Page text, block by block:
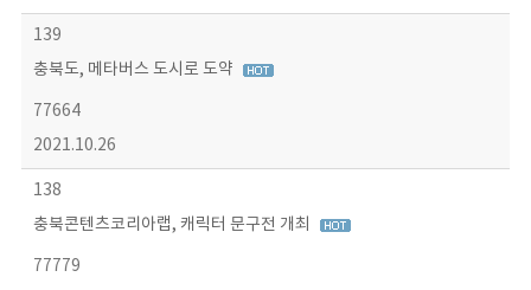
139
충북도, 메타버스 도시로 도약
77664
2021.10.26
138
충북콘텐츠코리아랩, 캐릭터 문구전 개최
77779